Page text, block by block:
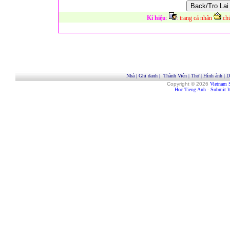
Kí hiệu: : trang cá nhân :
Nhà| Ghi danh| Thành Viên| Thơ| Hình ảnh|
Copyright © 2026 Vietnam
Hoc Tieng Anh - Submit